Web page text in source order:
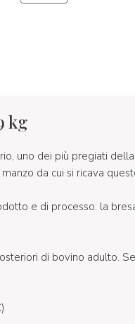
kg
uno dei più pregiati
da cui si ricava
e di processo: la
di bovino adulto.